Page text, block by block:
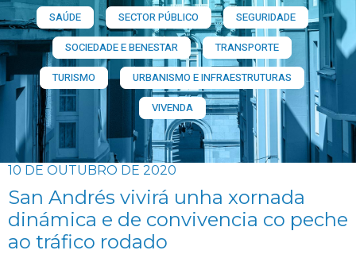
SAÚDE
SECTOR PÚBLICO
SEGURIDADE
SOCIEDADE E BENESTAR
TRANSPORTE
TURISMO
URBANISMO E INFRAESTRUTURAS
VIVENDA
10 DE OUTUBRO DE 2020
San Andrés vivirá unha xornada
dinámica e de convivencia co peche
ao tráfico rodado